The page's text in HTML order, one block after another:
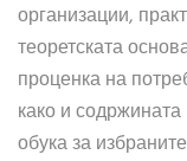
организации,
теоретската
проценка на
како и содржината
обука за